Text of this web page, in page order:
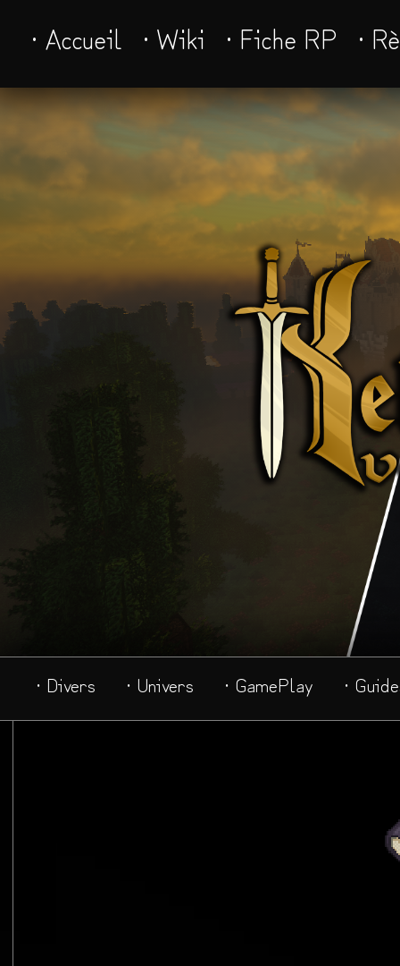
· Accueil · Wiki · Fiche RP ·
· Divers · Univers · GamePlay ·